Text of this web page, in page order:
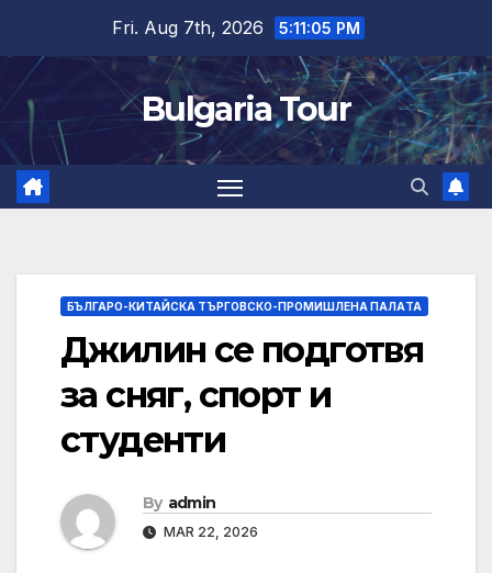
content
Fri. Aug 7th, 2026 5:11:05 PM
Bulgaria Tour
БЪЛГАРО-КИТАЙСКА ТЪРГОВСКО-ПРОМИШЛЕНА ПАЛAТА
Джилин се подготвя
за сняг, спорт и
студенти
By admin
MAR 22, 2026